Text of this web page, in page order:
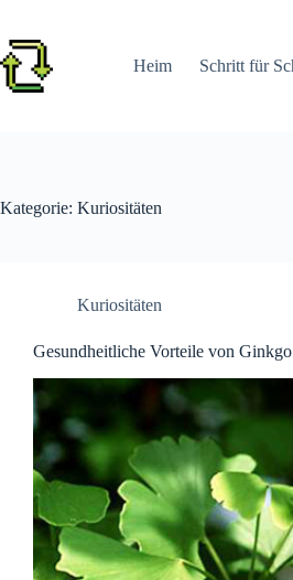
springen
Heim
Schritt für
Kategorie: Kuriositäten
Kuriositäten
Gesundheitliche Vorteile von